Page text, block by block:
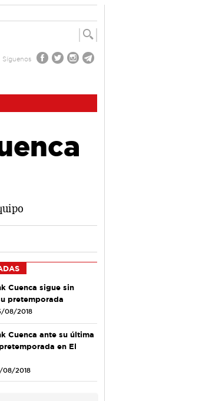
Síguenos
Cuenca sigue sin
pretemporada
08/2018
Cuenca ante su última
en El
08/2018